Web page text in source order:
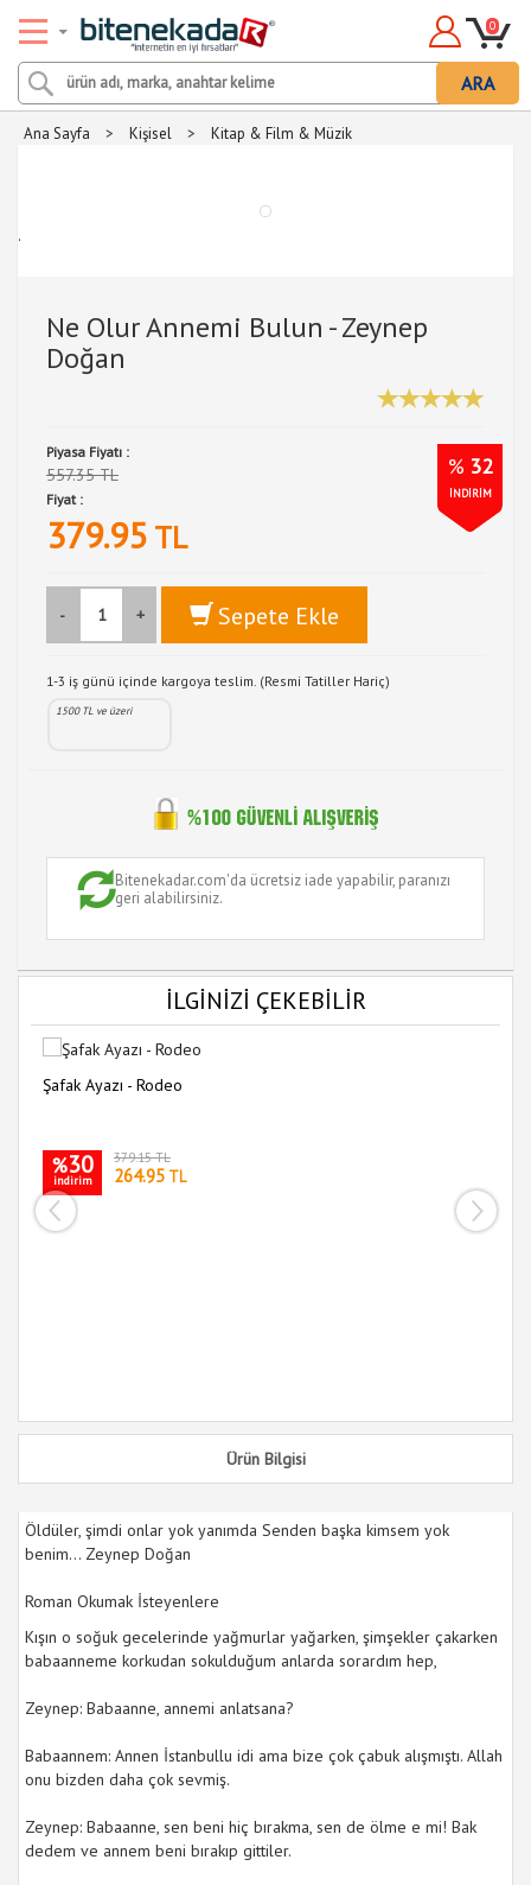
ARA
0
Ana Sayfa > Kişisel > Kitap & Film & Müzik
.
Ne Olur Annemi Bulun - Zeynep
Doğan
Piyasa Fiyatı :
557.35 TL % 32
İNDİRİM
Fiyat :
379.95 TL
- + Sepete Ekle
1-3 iş günü içinde kargoya teslim. (Resmi Tatiller Hariç)
1500 TL ve üzeri
Bitenekadar.com'da ücretsiz iade yapabilir, paranızı
geri alabilirsiniz.
İLGİNİZİ ÇEKEBİLİR
Şafak Ayazı - Rodeo
%30
indirim
379.15 TL
264.95 TL
Ürün Bilgisi
Öldüler, şimdi onlar yok yanımda Senden başka kimsem yok
benim... Zeynep Doğan
Roman Okumak İsteyenlere
Kışın o soğuk gecelerinde yağmurlar yağarken, şimşekler çakarken
babaanneme korkudan sokulduğum anlarda sorardım hep,
Zeynep: Babaanne, annemi anlatsana?
Babaannem: Annen İstanbullu idi ama bize çok çabuk alışmıştı. Allah
onu bizden daha çok sevmiş.
Zeynep: Babaanne, sen beni hiç bırakma, sen de ölme e mi! Bak
dedem ve annem beni bırakıp gittiler.